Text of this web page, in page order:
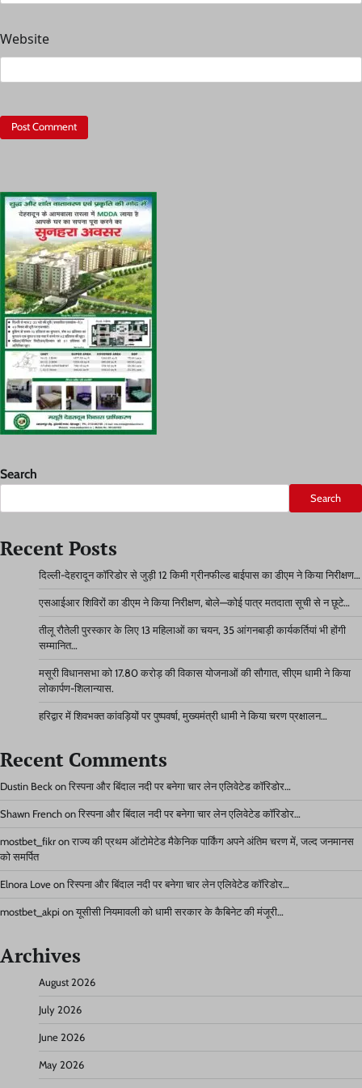
Website
Search
Search
Recent Posts
दिल्ली-देहरादून कॉरिडोर से जुड़ी 12 किमी ग्रीनफील्ड बाईपास का डीएम ने किया निरीक्षण…
एसआईआर शिविरों का डीएम ने किया निरीक्षण, बोले—कोई पात्र मतदाता सूची से न छूटे…
तीलू रौतेली पुरस्कार के लिए 13 महिलाओं का चयन, 35 आंगनबाड़ी कार्यकर्तियां भी होंगी
सम्मानित…
मसूरी विधानसभा को 17.80 करोड़ की विकास योजनाओं की सौगात, सीएम धामी ने किया
लोकार्पण-शिलान्यास.
हरिद्वार में शिवभक्त कांवड़ियों पर पुष्पवर्षा, मुख्यमंत्री धामी ने किया चरण प्रक्षालन…
Recent Comments
Dustin Beck on रिस्पना और बिंदाल नदी पर बनेगा चार लेन एलिवेटेड कॉरिडोर…
Shawn French on रिस्पना और बिंदाल नदी पर बनेगा चार लेन एलिवेटेड कॉरिडोर…
mostbet_fikr on राज्य की प्रथम ऑटोमेटेड मैकेनिक पार्किंग अपने अंतिम चरण में, जल्द जनमानस
को समर्पित
Elnora Love on रिस्पना और बिंदाल नदी पर बनेगा चार लेन एलिवेटेड कॉरिडोर…
mostbet_akpi on यूसीसी नियमावली को धामी सरकार के कैबिनेट की मंजूरी…
Archives
August 2026
July 2026
June 2026
May 2026